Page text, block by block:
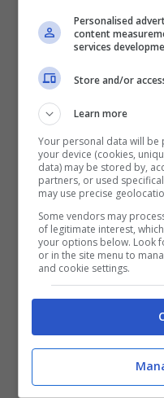
Personalised
content
services
Store and/or
Learn more
Your personal data will
your device (cookies,
data) may be stored by,
partners, or used
may use precise
Some vendors may
of legitimate interest,
your options below. Look
or in the site menu to
and cookie settings.